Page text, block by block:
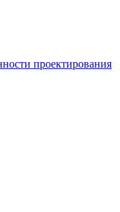
проектирования